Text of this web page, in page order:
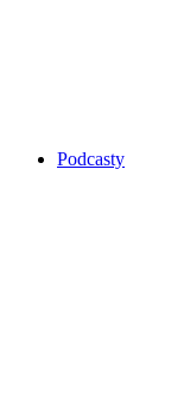
Podcasty